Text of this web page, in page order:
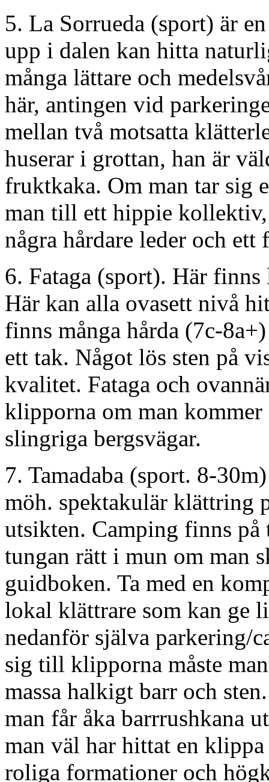
5. La Sorrueda (sport) är
upp i dalen kan hitta
många lättare och
här, antingen vid
mellan två motsatta
huserar i grottan, han är
fruktkaka. Om man tar sig
man till ett hippie
några hårdare leder och
6. Fataga (sport). Här
Här kan alla ovasett nivå
finns många hårda (7c-
ett tak. Något lös sten på
kvalitet. Fataga och
klipporna om man
slingriga bergsvägar.
7. Tamadaba (sport. 8-
möh. spektakulär klättring
utsikten. Camping finns
tungan rätt i mun om man
guidboken. Ta med en
lokal klättrare som kan ge
nedanför själva parkering/
sig till klipporna måste
massa halkigt barr och
man får åka barrrushkana
man väl har hittat en
roliga formationer och